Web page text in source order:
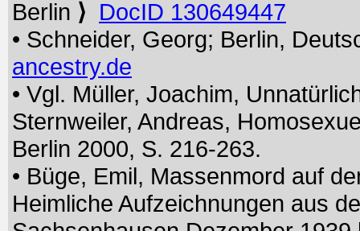
Berlin ⟩ DocID 130649447
• Schneider, Georg; Berlin,
ancestry.de
• Vgl. Müller, Joachim,
Sternweiler, Andreas,
Berlin 2000, S. 216-263.
• Büge, Emil, Massenmord auf
Heimliche Aufzeichnungen aus